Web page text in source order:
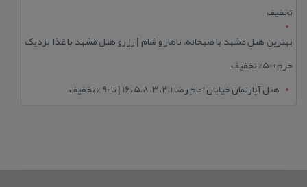
تخفیف
بهترین هتل مشهد با صبحانه، ناهار و شام | رزرو هتل مشهد با غذا نزدیک
حرم+50% تخفیف
هتل آپارتمان خیابان امام رضا 1، 2، 3، 5،8 ،16 | تا 90 % تخفیف